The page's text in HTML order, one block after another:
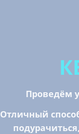
Проведём
Отличный